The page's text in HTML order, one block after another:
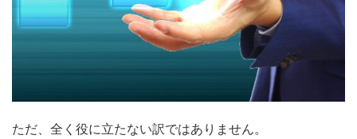
ただ、全く役に立たない訳ではありません。